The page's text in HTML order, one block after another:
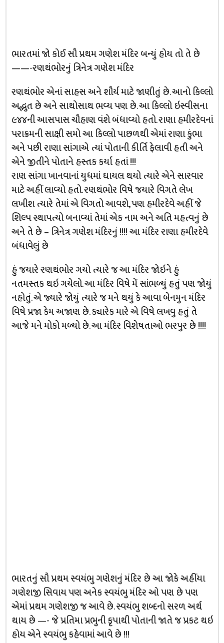
ભારતમાં જો કોઈ સૌ પ્રથમ ગણેશ મંદિર બન્યું હોય તો તે છે
——-રણથંભોરનું ત્રિનેત્ર ગણેશ મંદિર
રણથંભોર એનાં સાહસ અને શૌર્ય માટે જાણીતું છે. આનો કિલ્લો
અદ્ભુત છે અને સાથોસાથ ભવ્ય પણ છે. આ કિલ્લો ઇસ્વીસના
૯૪૪ની આસપાસ ચૌહાણ વંશે બંધાવ્યો હતો. રાણા હમીરદેવનાં
પરાક્રમની સાક્ષી સમો આ કિલ્લો પાછળથી એમાં રાણા કુંભા
અને પછી રાણા સાંગાએ ત્યાં પોતાની કીર્તિ ફેલાવી હતી અને
એને જીતીને પોતાને હસ્તક કર્યા હતાં !!!
રાણ સાંગા ખાનવાનાં યુધમાં ઘાયલ થયો ત્યારે એને સારવાર
માટે અહીં લાવ્યો હતો. રણથંભોર વિષે જયારે વિગતે લેખ
લખીશ ત્યારે તેમાં એ વિગતો આવશે, પણ હમીરદેવે અહીં જે
શિલ્પ સ્થાપત્યો બનાવ્યાં તેમાં એક નામ અને અતિ મહત્વનું છે
અને તે છે – ત્રિનેત્ર ગણેશ મંદિરનું !!!! આ મંદિર રાણા હમીરદેવે
બંધાવેલું છે
હું જયારે રણથંભોર ગયો ત્યારે જ આ મંદિર જોઇને હું
નતમસ્તક થઇ ગયેલો. આ મંદિર વિષે મેં સાંભળ્યું હતું પણ જોયું
નહોતું. એ જ્યારે જોયું ત્યારે જ મને થયું કે આવા બેનમુન મંદિર
વિષે પ્રજા કેમ અજાણ છે. ક્યારેક મારે એ વિષે લખવુ હતું તે
આજે મને મોકો મળ્યો છે. આ મંદિર વિશેષતાઓ ભરપુર છે !!!!
ભારતનું સૌ પ્રથમ સ્વયંભુ ગણેશનું મંદિર છે આ જોકે અહીંયા
ગણેશજી સિવાય પણ અનેક સ્વયંભુ મંદિર ઓ પણ છે પણ
એમાં પ્રથમ ગણેશજી જ આવે છે. સ્વયંભુ શબ્દનો સરળ અર્થ
થાય છે —- જે પ્રતિમા પ્રભુની કૃપાથી પોતાની જાતે જ પ્રકટ થઇ
હોય એને સ્વયંભુ કહેવામાં આવે છે !!!